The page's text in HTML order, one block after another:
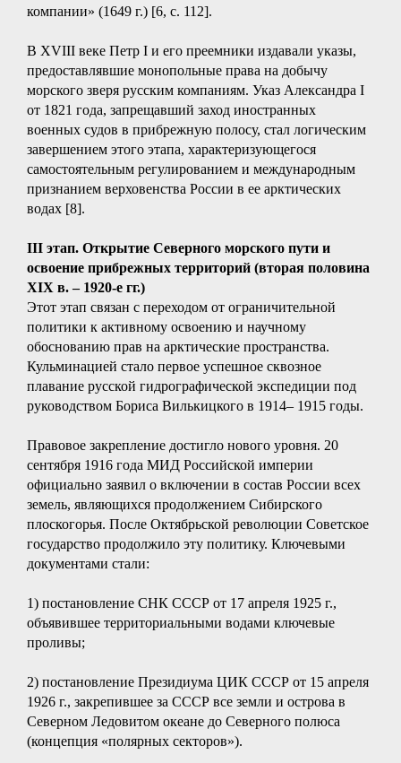
компании» (1649 г.) [6, с. 112].
В XVIII веке Петр I и его преемники издавали указы,
предоставлявшие монопольные права на добычу
морского зверя русским компаниям. Указ Александра I
от 1821 года, запрещавший заход иностранных
военных судов в прибрежную полосу, стал логическим
завершением этого этапа, характеризующегося
самостоятельным регулированием и международным
признанием верховенства России в ее арктических
водах [8].
III этап. Открытие Северного морского пути и
освоение прибрежных территорий (вторая половина
XIX в. – 1920-е гг.)
Этот этап связан с переходом от ограничительной
политики к активному освоению и научному
обоснованию прав на арктические пространства.
Кульминацией стало первое успешное сквозное
плавание русской гидрографической экспедиции под
руководством Бориса Вилькицкого в 1914– 1915 годы.
Правовое закрепление достигло нового уровня. 20
сентября 1916 года МИД Российской империи
официально заявил о включении в состав России всех
земель, являющихся продолжением Сибирского
плоскогорья. После Октябрьской революции Советское
государство продолжило эту политику. Ключевыми
документами стали:
1) постановление СНК СССР от 17 апреля 1925 г.,
объявившее территориальными водами ключевые
проливы;
2) постановление Президиума ЦИК СССР от 15 апреля
1926 г., закрепившее за СССР все земли и острова в
Северном Ледовитом океане до Северного полюса
(концепция «полярных секторов»).